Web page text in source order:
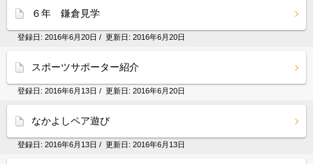
６年 鎌倉見学
登録日: 2016年6月20日 / 更新日: 2016年6月20日
スポーツサポーター紹介
登録日: 2016年6月13日 / 更新日: 2016年6月20日
なかよしペア遊び
登録日: 2016年6月13日 / 更新日: 2016年6月13日